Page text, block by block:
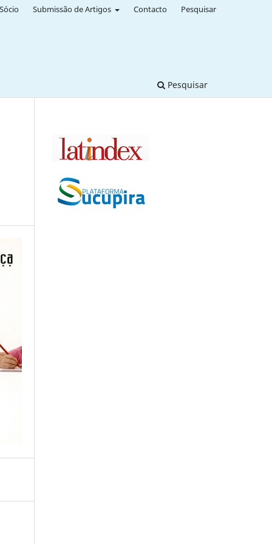
Pesquisar
Submissão de Artigos Contacto Pesquisar